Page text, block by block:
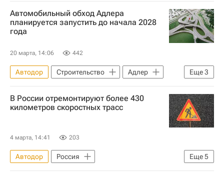
Автомобильный обход Адлера
планируется запустить до начала 2028
года
20 марта, 14:06 442
Еще3
Автодор Строительство
Адлер
Россия
Сочи Марат Хуснуллин
В России отремонтируют более 430
километров скоростных трасс
4 марта, 14:41 203
Еще5
Автодор
Россия
Воронежская область